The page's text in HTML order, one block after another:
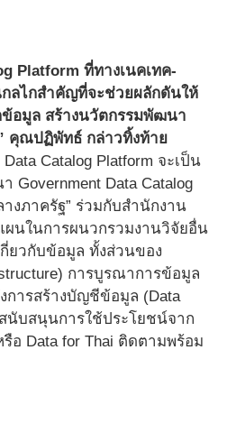
Platform ที่ทางเนคเทค-
ลไกสำคัญที่จะช่วยผลักดันให้
ข้อมูล สร้างนวัตกรรมพัฒนา
คุณปฏิพัทธ์ กล่าวทิ้งท้าย
Catalog Platform จะเป็น
Government Data Catalog
งภาครัฐ” ร่วมกับสำนักงาน
นในการผนวกรวมงานวิจัยอื่น
ยวกับข้อมูล ทั้งส่วนของ
การบูรณาการข้อมูล
การสร้างบัญชีข้อมูล (Data
นับสนุนการใช้ประโยชน์จาก
อ Data for Thai ติดตามพร้อม